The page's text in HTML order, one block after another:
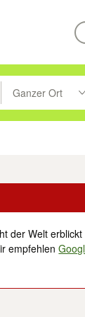
nach oben/
Ganzer Ort
Suche im
der Welt
empfehlen